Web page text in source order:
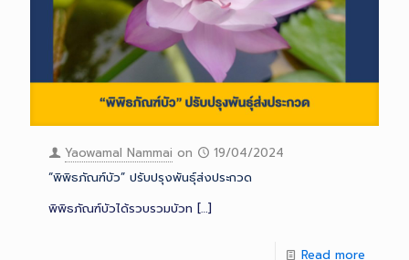
Yaowamal Nammai on
19/04/2024
“พิพิธภัณฑ์บัว” ปรับปรุงพันธุ์ส่งประกวด
พิพิธภัณฑ์บัวได้รวบรวมบัวท […]
Read more